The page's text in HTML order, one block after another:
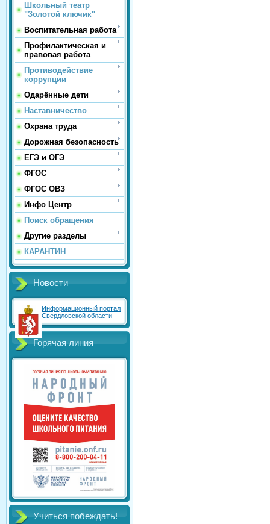
Школьный театр
"Золотой ключик"
Воспитательная работа
Профилактическая и
правовая работа
Противодействие
коррупции
Одарённые дети
Наставничество
Охрана труда
Дорожная безопасность
ЕГЭ и ОГЭ
ФГОС
ФГОС ОВЗ
Инфо Центр
Поиск обращения
Другие разделы
КАРАНТИН
Новости
Информационный портал
Свердловской области
Горячая линия
Учиться побеждать!